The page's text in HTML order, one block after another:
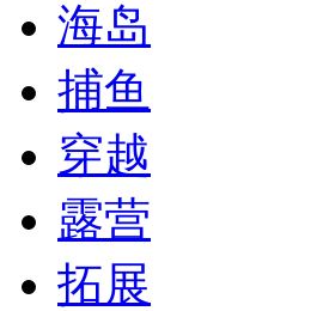
海岛
捕鱼
穿越
露营
拓展